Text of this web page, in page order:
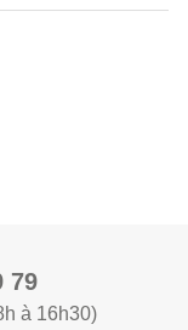
79
à 16h30)